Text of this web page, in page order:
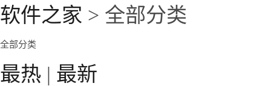
软件之家 > 全部分类
全部分类
最热 | 最新